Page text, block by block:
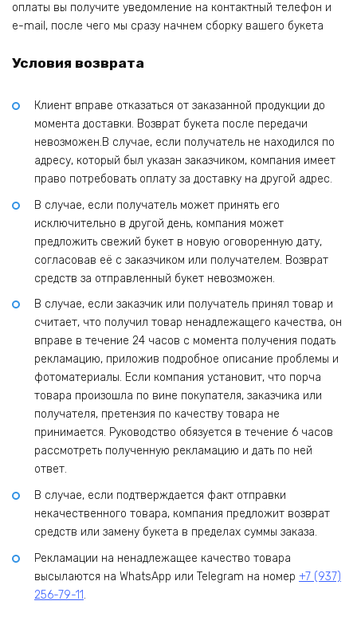
оплаты вы получите уведомление на контактный телефон и
e-mail, после чего мы сразу начнем сборку вашего букета
Условия возврата
Клиент вправе отказаться от заказанной продукции до
момента доставки. Возврат букета после передачи
невозможен.В случае, если получатель не находился по
адресу, который был указан заказчиком, компания имеет
право потребовать оплату за доставку на другой адрес.
В случае, если получатель может принять его
исключительно в другой день, компания может
предложить свежий букет в новую оговоренную дату,
согласовав её с заказчиком или получателем. Возврат
средств за отправленный букет невозможен.
В случае, если заказчик или получатель принял товар и
считает, что получил товар ненадлежащего качества, он
вправе в течение 24 часов с момента получения подать
рекламацию, приложив подробное описание проблемы и
фотоматериалы. Если компания установит, что порча
товара произошла по вине покупателя, заказчика или
получателя, претензия по качеству товара не
принимается. Руководство обязуется в течение 6 часов
рассмотреть полученную рекламацию и дать по ней
ответ.
В случае, если подтверждается факт отправки
некачественного товара, компания предложит возврат
средств или замену букета в пределах суммы заказа.
Рекламации на ненадлежащее качество товара
высылаются на WhatsApp или Telegram на номер +7 (937)
256-79-11.